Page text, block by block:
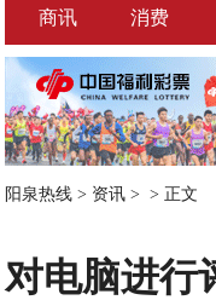
商讯 消费
阳泉热线 > 资讯 > > 正文
对电脑进行